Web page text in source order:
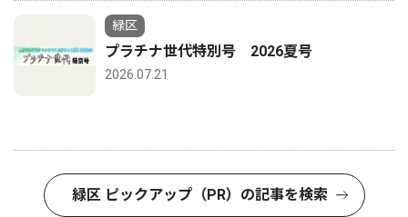
緑区
プラチナ世代特別号 2026夏号
2026.07.21
緑区 ピックアップ（PR）の記事を検索